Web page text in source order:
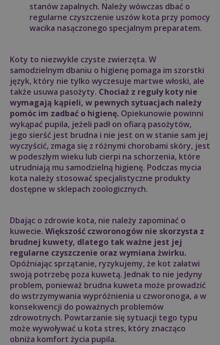
stanów zapalnych. Należy wówczas dbać o
regularne czyszczenie uszów kota przy pomocy
wacika nasączonego specjalnym preparatem.
Koty to niezwykle czyste zwierzęta. W
samodzielnym dbaniu o higienę pomaga im szorstki
język, który nie tylko wyczesuje martwe włoski, ale
także usuwa pasożyty. Chociaż z reguły koty nie
wymagają kąpieli, w pewnych sytuacjach należy
pomóc im zadbać o higienę. Opiekunowie powinni
wykąpać pupila, jeżeli padł on ofiarą pasożytów,
jego sierść jest brudna i nie jest on w stanie sam jej
wyczyścić, zmaga się z różnymi chorobami skóry, jest
w podeszłym wieku lub cierpi na schorzenia, które
utrudniają mu samodzielną higienę. Podczas mycia
kota należy stosować specjalistyczne produkty
dostępne w sklepach zoologicznych.
Dbając o zdrowie kota, nie należy zapominać o
kuwecie. Większość czworonogów nie skorzysta z
brudnej kuwety, dlatego tak ważne jest jej
regularne czyszczenie oraz wymiana żwirku.
Opóźniając sprzątanie, ryzykujemy, że kot załatwi
swoją potrzebę poza kuwetą. Jednak to nie jedyny
problem, ponieważ brudna kuweta może prowadzić
do wstrzymywania wypróżnienia u czworonoga, a w
konsekwencji do poważnych problemów
zdrowotnych. Powtarzanie się sytuacji tego typu
może wywoływać u kota stres, który znacząco
obniża komfort życia pupila.